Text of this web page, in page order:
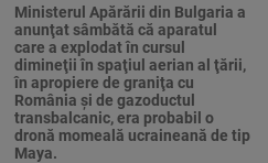
Ministerul Apărării din Bulgaria a
anunţat sâmbătă că aparatul
care a explodat în cursul
dimineţii în spaţiul aerian al ţării,
în apropiere de graniţa cu
România şi de gazoductul
transbalcanic, era probabil o
dronă momeală ucraineană de tip
Maya.